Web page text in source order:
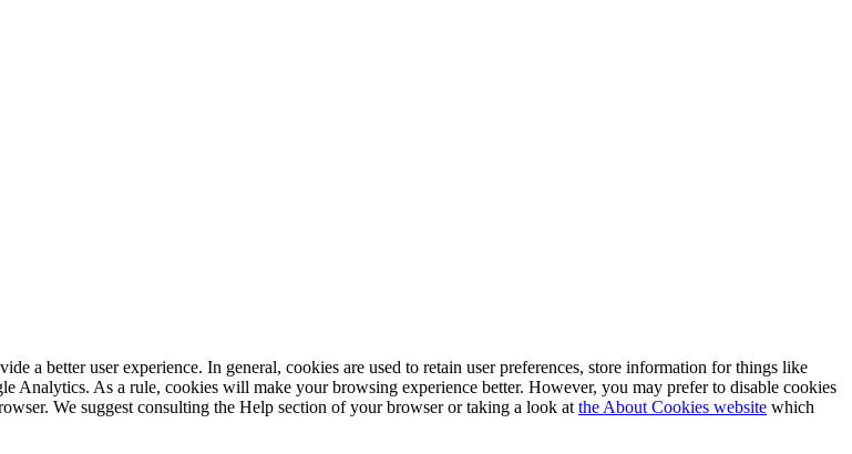
a better user experience. In general, cookies are used to retain user preferences, store information for things like
Analytics. As a rule, cookies will make your browsing experience better. However, you may prefer to disable cookies
We suggest consulting the Help section of your browser or taking a look at the About Cookies website which